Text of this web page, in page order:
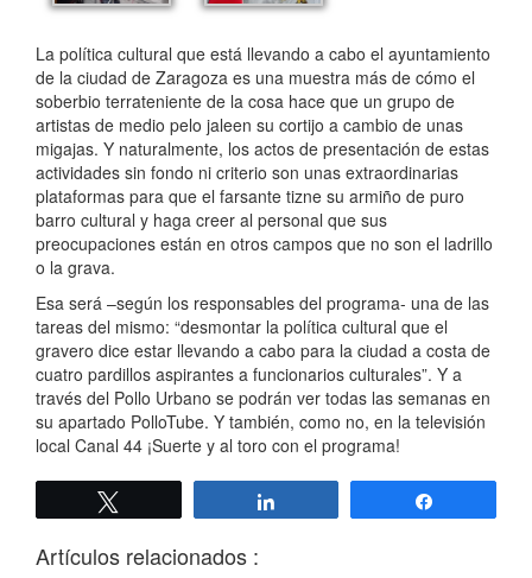
La política cultural que está llevando a cabo el ayuntamiento
de la ciudad de Zaragoza es una muestra más de cómo el
soberbio terrateniente de la cosa hace que un grupo de
artistas de medio pelo jaleen su cortijo a cambio de unas
migajas. Y naturalmente, los actos de presentación de estas
actividades sin fondo ni criterio son unas extraordinarias
plataformas para que el farsante tizne su armiño de puro
barro cultural y haga creer al personal que sus
preocupaciones están en otros campos que no son el ladrillo
o la grava.
Esa será –según los responsables del programa- una de las
tareas del mismo: “desmontar la política cultural que el
gravero dice estar llevando a cabo para la ciudad a costa de
cuatro pardillos aspirantes a funcionarios culturales”. Y a
través del Pollo Urbano se podrán ver todas las semanas en
su apartado PolloTube. Y también, como no, en la televisión
local Canal 44 ¡Suerte y al toro con el programa!
Artículos relacionados :